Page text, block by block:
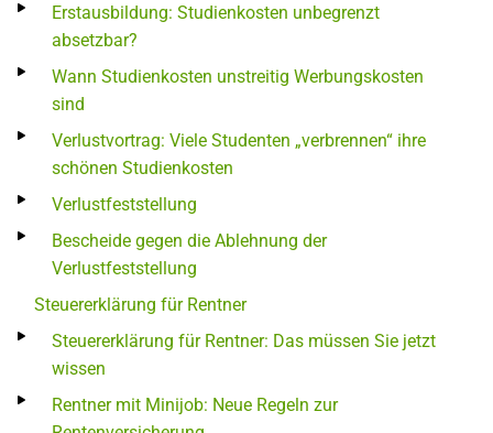
Erstausbildung: Studienkosten unbegrenzt
absetzbar?
Wann Studienkosten unstreitig Werbungskosten
sind
Verlustvortrag: Viele Studenten „verbrennen“ ihre
schönen Studienkosten
Verlustfeststellung
Bescheide gegen die Ablehnung der
Verlustfeststellung
Steuererklärung für Rentner
Steuererklärung für Rentner: Das müssen Sie jetzt
wissen
Rentner mit Minijob: Neue Regeln zur